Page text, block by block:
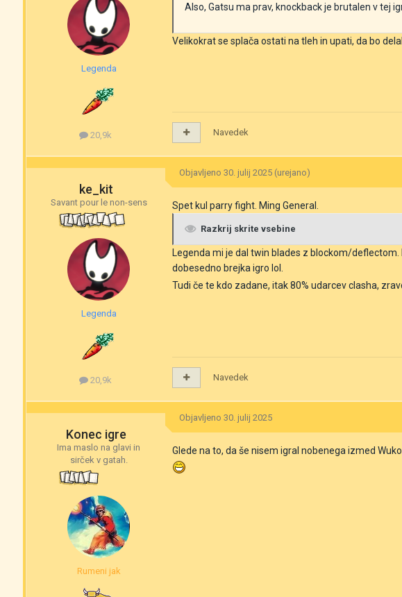
Legenda
20,9k
Also, Gatsu ma prav, knockback je brutalen v tej
Velikokrat se splača ostati na tleh in upati, da bo
Navedek
ke_kit
Savant pour le non-sens
Legenda
20,9k
Objavljeno30. julij 2025 (urejano)
Spet kul parry fight. Ming General.
Razkrij skrite vsebine
Legenda mi je dal twin blades z blockom/
dobesedno brejka igro lol.
Tudi če te kdo zadane, itak 80% udarcev clasha,
Navedek
Konec igre
Ima maslo na glavi in
sirček v gatah.
Rumeni jak
Objavljeno30. julij 2025
Glede na to, da še nisem igral nobenega izmed